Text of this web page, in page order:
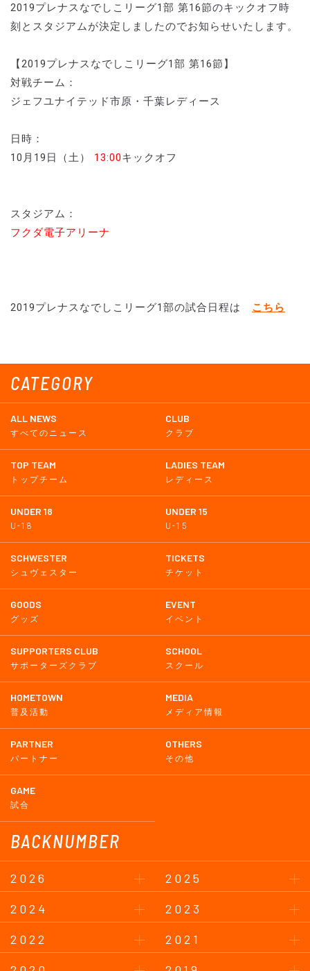
CATEGORY
ALL NEWS
すべてのニュース
CLUB
クラブ
TOP TEAM
トップチーム
LADIES TEAM
レディース
UNDER 18
U-18
UNDER 15
U-15
SCHWESTER
シュヴェスター
TICKETS
チケット
GOODS
グッズ
EVENT
イベント
SUPPORTERS CLUB
サポーターズクラブ
SCHOOL
スクール
HOMETOWN
普及活動
MEDIA
メディア情報
PARTNER
パートナー
OTHERS
その他
GAME
試合
BACKNUMBER
2026
2025
2024
2023
2022
2021
2019プレナスなでしこリーグ1部 第16節のキックオフ時
刻とスタジアムが決定しましたのでお知らせいたします。
【2019プレナスなでしこリーグ1部 第16節】
対戦チーム：
ジェフユナイテッド市原・千葉レディース
日時：
10月19日（土） 13:00キックオフ
スタジアム：
フクダ電子アリーナ
2019プレナスなでしこリーグ1部の試合日程は こちら